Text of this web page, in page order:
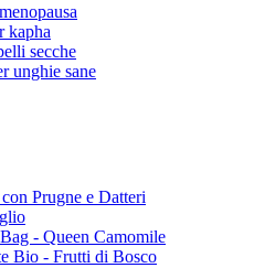
kapha
secche
unghie sane
Prugne e Datteri
- Queen Camomile
Bio - Frutti di Bosco